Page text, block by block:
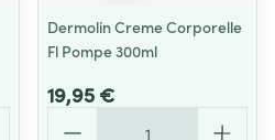
Dermolin Creme Corporelle
Fl Pompe 300ml
19,95 €